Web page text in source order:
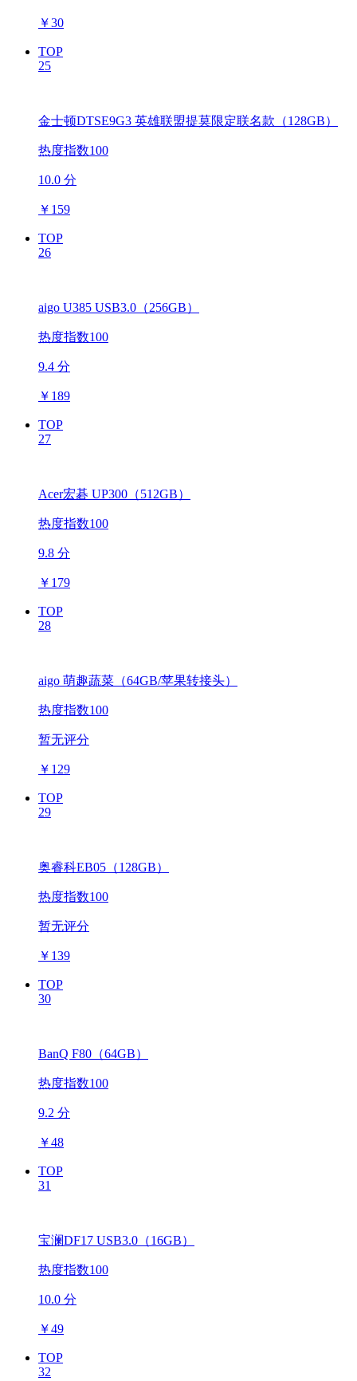
￥30
TOP
25
金士顿DTSE9G3 英雄联盟提莫限定联名款（128GB）
热度指数100
10.0 分
￥ 159
TOP
26
aigo U385 USB3.0（256GB）
热度指数100
9.4 分
￥ 189
TOP
27
Acer宏碁 UP300（512GB）
热度指数100
9.8 分
￥ 179
TOP
28
aigo 萌趣蔬菜（64GB/苹果转接头）
热度指数100
暂无评分
￥ 129
TOP
29
奥睿科EB05（128GB）
热度指数100
暂无评分
￥ 139
TOP
30
BanQ F80（64GB）
热度指数100
9.2 分
￥48
TOP
31
宝澜DF17 USB3.0（16GB）
热度指数100
10.0 分
￥49
TOP
32